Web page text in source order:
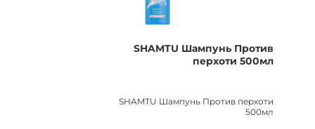
SHAMTU Шампунь Против
перхоти 500мл
SHAMTU Шампунь Против перхоти
500мл